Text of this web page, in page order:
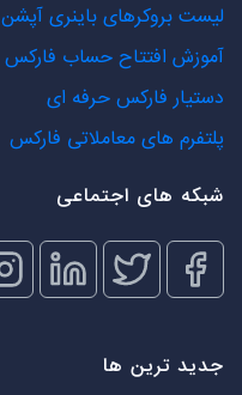
لیست بروکرهای باینری آپشن
آموزش افتتاح حساب فارکس
دستیار فارکس حرفه ای
پلتفرم های معاملاتی فارکس
شبکه های اجتماعی
جدید ترین ها